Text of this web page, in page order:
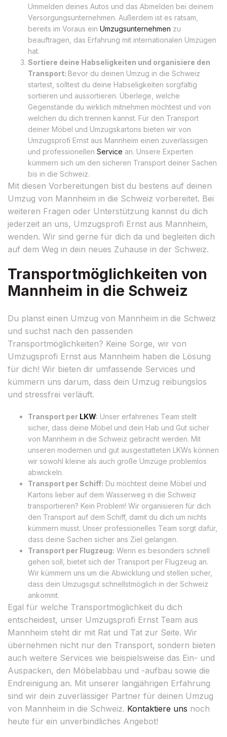
Ummelden deines Autos und das Abmelden bei deinem
Versorgungsunternehmen. Außerdem ist es ratsam,
bereits im Voraus ein Umzugsunternehmen zu
beauftragen, das Erfahrung mit internationalen Umzügen
hat.
Sortiere deine Habseligkeiten und organisiere den
Transport: Bevor du deinen Umzug in die Schweiz
startest, solltest du deine Habseligkeiten sorgfältig
sortieren und aussortieren. Überlege, welche
Gegenstände du wirklich mitnehmen möchtest und von
welchen du dich trennen kannst. Für den Transport
deiner Möbel und Umzugskartons bieten wir von
Umzugsprofi Ernst aus Mannheim einen zuverlässigen
und professionellen Service an. Unsere Experten
kümmern sich um den sicheren Transport deiner Sachen
bis in die Schweiz.
Mit diesen Vorbereitungen bist du bestens auf deinen
Umzug von Mannheim in die Schweiz vorbereitet. Bei
weiteren Fragen oder Unterstützung kannst du dich
jederzeit an uns, Umzugsprofi Ernst aus Mannheim,
wenden. Wir sind gerne für dich da und begleiten dich
auf dem Weg in dein neues Zuhause in der Schweiz.
Transportmöglichkeiten von
Mannheim in die Schweiz
Du planst einen Umzug von Mannheim in die Schweiz
und suchst nach den passenden
Transportmöglichkeiten? Keine Sorge, wir von
Umzugsprofi Ernst aus Mannheim haben die Lösung
für dich! Wir bieten dir umfassende Services und
kümmern uns darum, dass dein Umzug reibungslos
und stressfrei verläuft.
Transport per LKW: Unser erfahrenes Team stellt
sicher, dass deine Möbel und dein Hab und Gut sicher
von Mannheim in die Schweiz gebracht werden. Mit
unseren modernen und gut ausgestatteten LKWs können
wir sowohl kleine als auch große Umzüge problemlos
abwickeln.
Transport per Schiff: Du möchtest deine Möbel und
Kartons lieber auf dem Wasserweg in die Schweiz
transportieren? Kein Problem! Wir organisieren für dich
den Transport auf dem Schiff, damit du dich um nichts
kümmern musst. Unser professionelles Team sorgt dafür,
dass deine Sachen sicher ans Ziel gelangen.
Transport per Flugzeug: Wenn es besonders schnell
gehen soll, bietet sich der Transport per Flugzeug an.
Wir kümmern uns um die Abwicklung und stellen sicher,
dass dein Umzugsgut schnellstmöglich in der Schweiz
ankommt.
Egal für welche Transportmöglichkeit du dich
entscheidest, unser Umzugsprofi Ernst Team aus
Mannheim steht dir mit Rat und Tat zur Seite. Wir
übernehmen nicht nur den Transport, sondern bieten
auch weitere Services wie beispielsweise das Ein- und
Auspacken, den Möbelabbau und -aufbau sowie die
Endreinigung an. Mit unserer langjährigen Erfahrung
sind wir dein zuverlässiger Partner für deinen Umzug
von Mannheim in die Schweiz. Kontaktiere uns noch
heute für ein unverbindliches Angebot!